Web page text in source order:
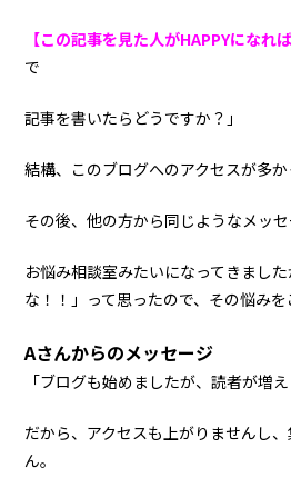
【この記事を見た人がHAPPYになれ
で
記事を書いたらどうですか？」
結構、このブログへのアクセスが多か
その後、他の方から同じようなメッセ
お悩み相談室みたいになってきまし
な！！」って思ったので、その悩みを
Aさんからのメッセージ
「ブログも始めましたが、読者が増え
だから、アクセスも上がりませんし
ん。